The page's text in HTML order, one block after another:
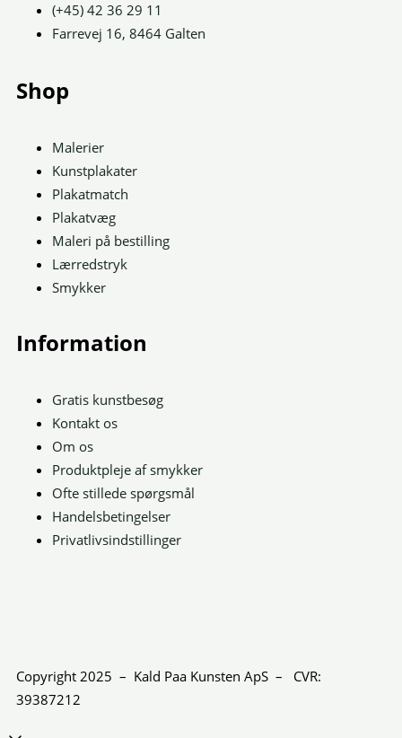
(+45) 42 36 29 11
Farrevej 16, 8464 Galten
Shop
Malerier
Kunstplakater
Plakatmatch
Plakatvæg
Maleri på bestilling
Lærredstryk
Smykker
Information
Gratis kunstbesøg
Kontakt os
Om os
Produktpleje af smykker
Ofte stillede spørgsmål
Handelsbetingelser
Privatlivsindstillinger
Copyright 2025 – Kald Paa Kunsten ApS – CVR:
39387212